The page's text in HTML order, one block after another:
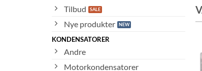
Tilbud
Nye produkter
KONDENSATORER
Andre
Motorkondensatorer